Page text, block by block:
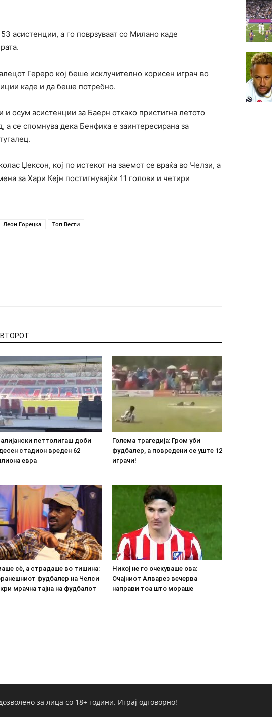
асистенции, а го поврзуваат со Милано каде
Гереро кој беше исклучително корисен играч во
каде и да беше потребно.
и осум асистенции за Баерн откако пристигна летото
а се спомнува дека Бенфика е заинтересирана за
Џексон, кој по истекот на заемот се враќа во Челзи, а
за Хари Кејн постигнувајќи 11 голови и четири
Леон Горецка Топ Вести
петтолигаш доби
стадион вреден 62
евра
Голема трагедија: Гром уби
фудбалер, а повредени се уште 12
играчи!
сè, а страдаше во тишина:
фудбалер на Челси
мрачна тајна на фудбалот
Никој не го очекуваше ова:
Очајниот Алварез вечерва
направи тоа што мораше
за лица со 18+ години. Играј одговорно!